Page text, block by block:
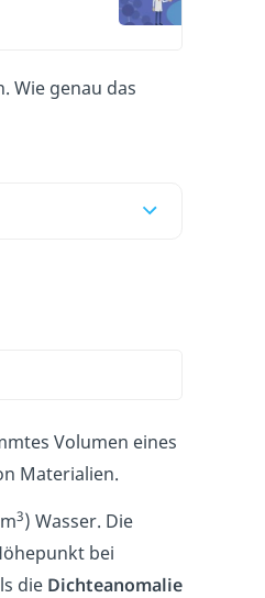
Wie genau das
Volumen eines
Materialien.
3) Wasser. Die
bei
die Dichteanomalie